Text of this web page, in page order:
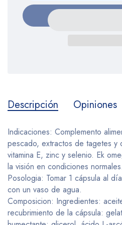
Descripción Opiniones
Indicaciones: Complemento
pescado, extractos de tagetes y
vitamina E, zinc y selenio. Ek
la visión en condiciones normales.
Posologia: Tomar 1 cápsula al
con un vaso de agua.
Composicion: Ingredientes:
recubrimiento de la cápsula: